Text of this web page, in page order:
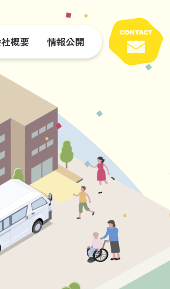
ステーション
介護
概要 情報公開